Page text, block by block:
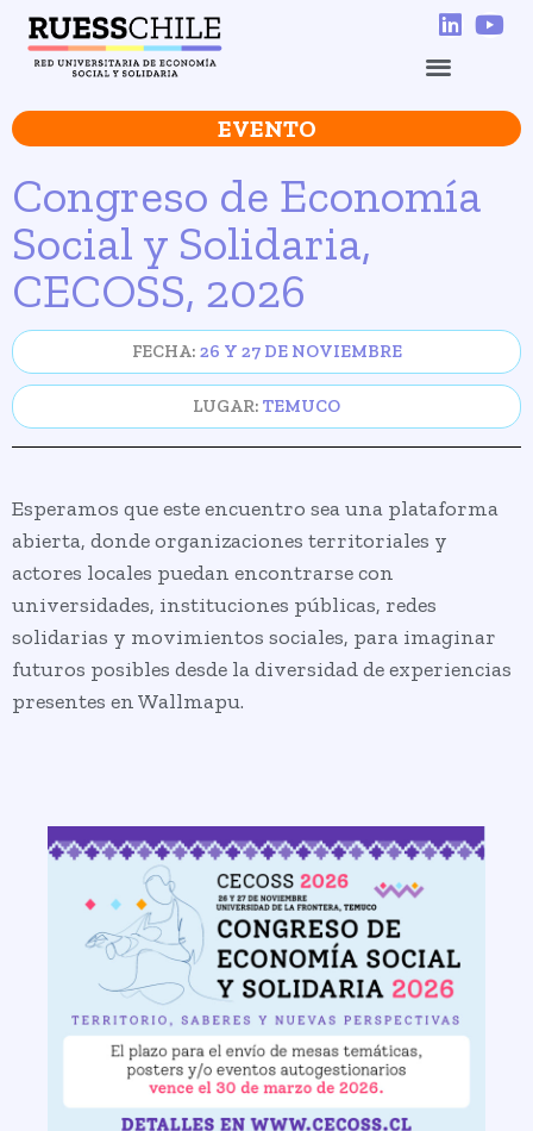
EVENTO
Congreso de Economía
Social y Solidaria,
CECOSS, 2026
FECHA: 26 Y 27 DE NOVIEMBRE
LUGAR: TEMUCO
Esperamos que este encuentro sea una plataforma
abierta, donde organizaciones territoriales y
actores locales puedan encontrarse con
universidades, instituciones públicas, redes
solidarias y movimientos sociales, para imaginar
futuros posibles desde la diversidad de experiencias
presentes en Wallmapu.